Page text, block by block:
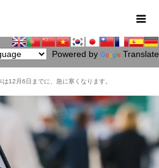
Powered by Translate
は12月6日までに、急に寒くなります。